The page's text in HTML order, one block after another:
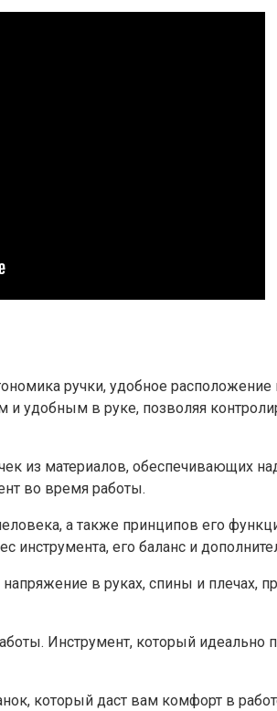
ручки, удобное
удобным в руке, позволяя
из материалов, обеспечивающих
во время работы.
а также принципов его
инструмента, его баланс и
в руках, спины и
Инструмент, который
который даст вам комфорт в